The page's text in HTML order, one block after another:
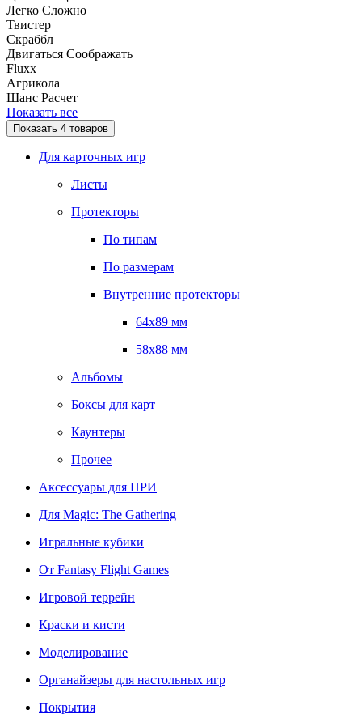
Легко Сложно
Твистер
Скраббл
Двигаться Соображать
Fluxx
Агрикола
Шанс Расчет
Показать все
Показать 4 товаров
Для карточных игр
Листы
Протекторы
По типам
По размерам
Внутренние протекторы
64x89 мм
58x88 мм
Альбомы
Боксы для карт
Каунтеры
Прочее
Аксессуары для НРИ
Для Magic: The Gathering
Игральные кубики
От Fantasy Flight Games
Игровой террейн
Краски и кисти
Моделирование
Органайзеры для настольных игр
Покрытия